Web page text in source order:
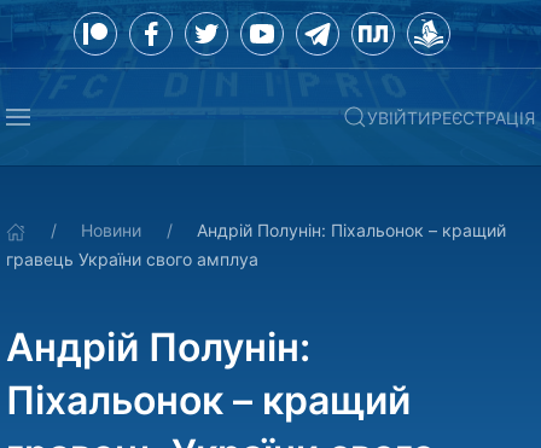
УВІЙТИРЕЄСТРАЦІЯ
Новини
Андрій Полунін: Піхальонок – кращий
гравець України свого амплуа
Андрій Полунін:
Піхальонок – кращий